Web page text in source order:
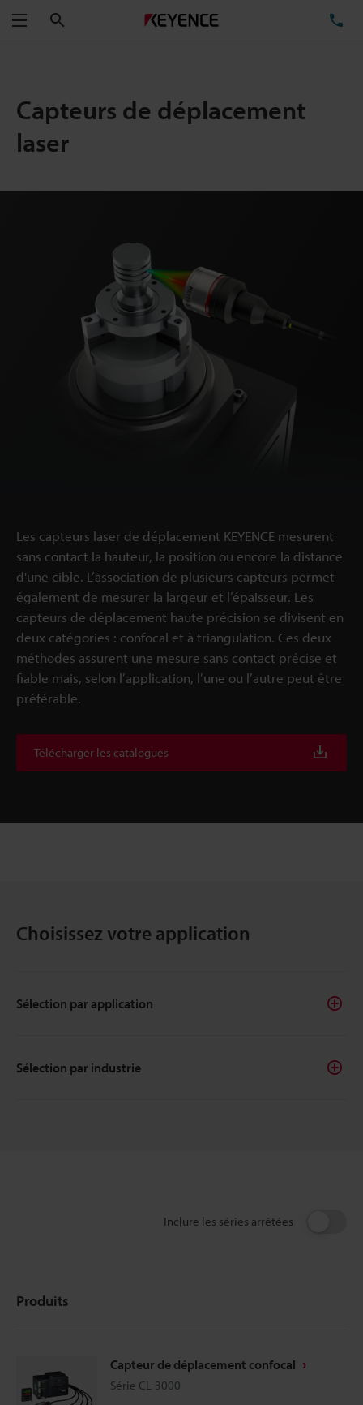
Menu
Capteurs de déplacement
laser
Les capteurs laser de déplacement KEYENCE mesurent
sans contact la hauteur, la position ou encore la distance
d'une cible. L’association de plusieurs capteurs permet
également de mesurer la largeur et l’épaisseur. Les
capteurs de déplacement haute précision se divisent en
deux catégories : confocal et à triangulation. Ces deux
méthodes assurent une mesure sans contact précise et
fiable mais, selon l’application, l’une ou l’autre peut être
préférable.
Télécharger les catalogues
Choisissez votre application
Sélection par application
Sélection par industrie
Inclure les séries arrêtées
Produits
Capteur de déplacement confocal
Série CL-3000